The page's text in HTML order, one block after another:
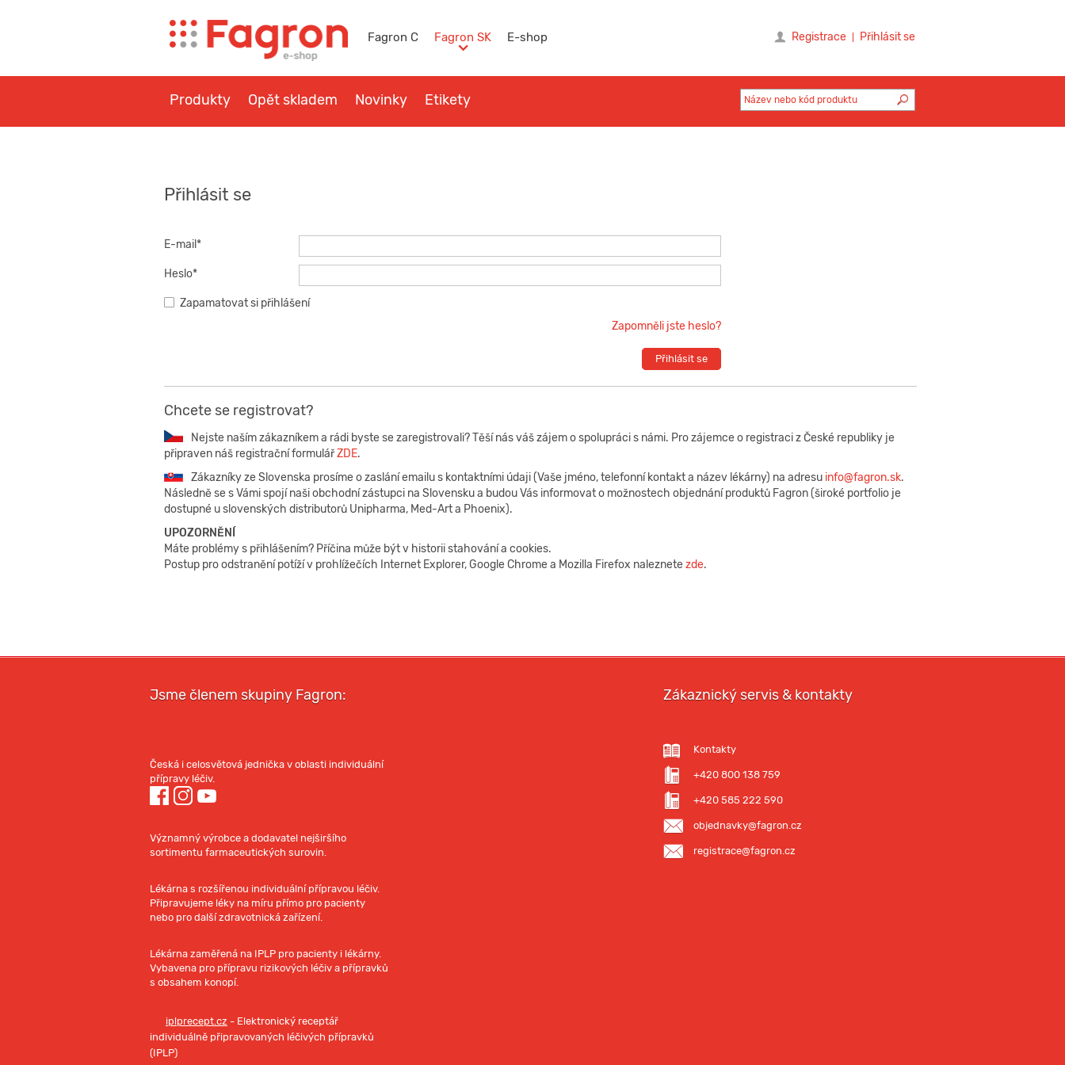
Fagron C Fagron SK E-shop Registrace Přihlásit se
Produkty Opět skladem Novinky Etikety
Přihlásit se
E-mail*
Heslo*
Zapamatovat si přihlášení
Zapomněli jste heslo?
Přihlásit se
Chcete se registrovat?
Nejste naším zákazníkem a rádi byste se zaregistrovali? Těší nás váš zájem o spolupráci s námi. Pro zájemce o registraci z České republiky je
připraven náš registrační formulářZDE.
Zákazníky ze Slovenska prosíme o zaslání emailu s kontaktními údaji (Vaše jméno, telefonní kontakt a název lékárny) na adresu info@fagron.sk.
Následně se s Vámi spojí naši obchodní zástupci na Slovensku a budou Vás informovat o možnostech objednání produktů Fagron (široké portfolio je
dostupné u slovenských distributorů Unipharma, Med-Art a Phoenix).
UPOZORNĚNÍ
Máte problémy s přihlášením? Příčina může být v historii stahování a cookies.
Postup pro odstranění potíží v prohlížečích Internet Explorer, Google Chrome a Mozilla Firefox naleznetezde.
Jsme členem skupiny Fagron:
Česká i celosvětová jednička v oblasti individuální
přípravy léčiv.
Významný výrobce a dodavatel nejširšího
sortimentu farmaceutických surovin.
Lékárna s rozšířenou individuální přípravou léčiv.
Připravujeme léky na míru přímo pro pacienty
nebo pro další zdravotnická zařízení.
Lékárna zaměřená na IPLP pro pacienty i lékárny.
Vybavena pro přípravu rizikových léčiv a přípravků
s obsahem konopí.
iplprecept.cz - Elektronický receptář
individuálně připravovaných léčivých přípravků
(IPLP)
Zákaznický servis & kontakty
Kontakty
+420 800 138 759
+420 585 222 590
objednavky@fagron.cz
registrace@fagron.cz